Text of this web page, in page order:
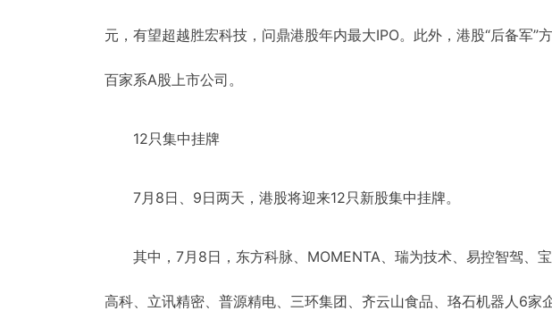
元，有望超越胜宏科技，问鼎港股年内最大IPO。此外，港股“后备军
百家系A股上市公司。
12只集中挂牌
7月8日、9日两天，港股将迎来12只新股集中挂牌。
其中，7月8日，东方科脉、MOMENTA、瑞为技术、易控智驾、
高科、立讯精密、普源精电、三环集团、齐云山食品、珞石机器人6家